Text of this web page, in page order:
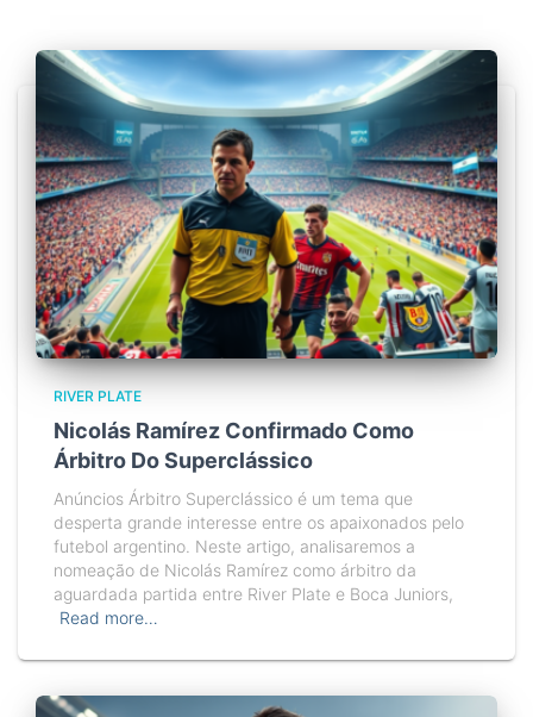
RIVER PLATE
Nicolás Ramírez Confirmado Como
Árbitro Do Superclássico
Anúncios Árbitro Superclássico é um tema que
desperta grande interesse entre os apaixonados pelo
futebol argentino. Neste artigo, analisaremos a
nomeação de Nicolás Ramírez como árbitro da
aguardada partida entre River Plate e Boca Juniors,
Read more…